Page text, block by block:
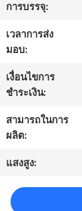
ติดต่อ
เรา
ขอ
ใบ
เสนอ
ราคา
การบรรจุ:
เวลาการส่ง
มอบ:
เงื่อนไขการ
ชำระเงิน:
สามารถในการ
ผลิต:
แสงสูง: